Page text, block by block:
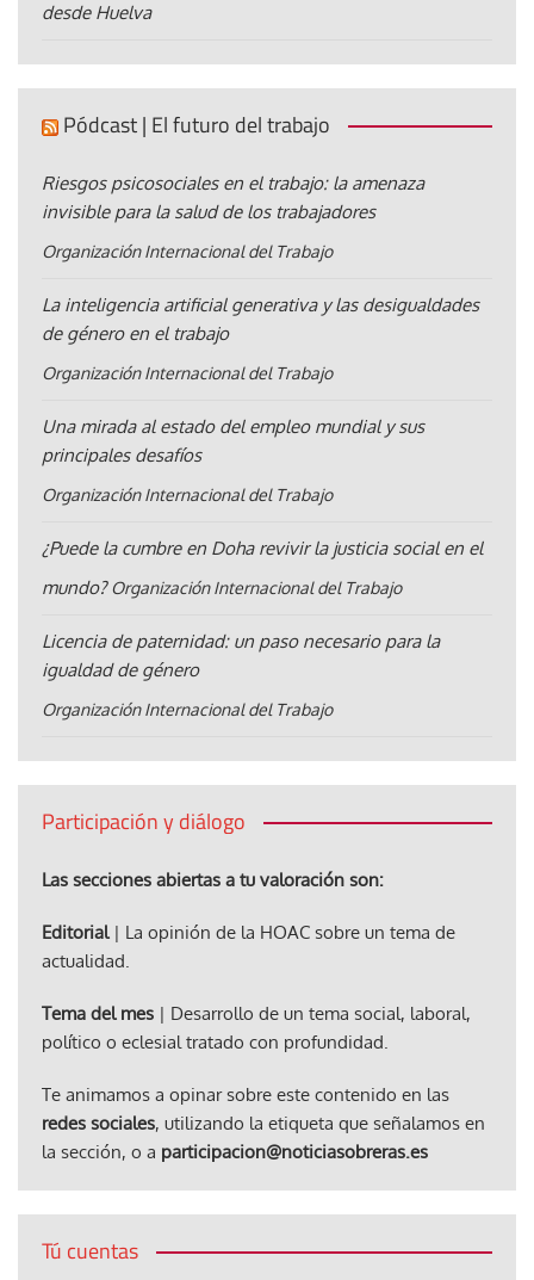
desde Huelva
Pódcast | El futuro del trabajo
Riesgos psicosociales en el trabajo: la amenaza
invisible para la salud de los trabajadores
Organización Internacional del Trabajo
La inteligencia artificial generativa y las desigualdades
de género en el trabajo
Organización Internacional del Trabajo
Una mirada al estado del empleo mundial y sus
principales desafíos
Organización Internacional del Trabajo
¿Puede la cumbre en Doha revivir la justicia social en el
mundo? Organización Internacional del Trabajo
Licencia de paternidad: un paso necesario para la
igualdad de género
Organización Internacional del Trabajo
Participación y diálogo
Las secciones abiertas a tu valoración son:
Editorial| La opinión de la HOAC sobre un tema de
actualidad.
Tema del mes | Desarrollo de un tema social, laboral,
político o eclesial tratado con profundidad.
Te animamos a opinar sobre este contenido en las
redes sociales, utilizando la etiqueta que señalamos en
la sección, o a participacion@noticiasobreras.es
Tú cuentas